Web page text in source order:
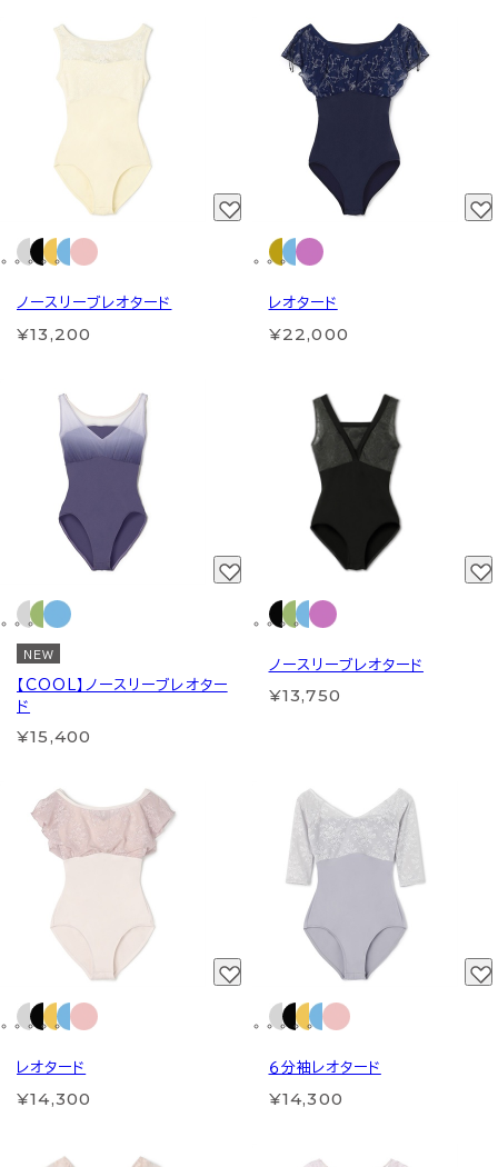
ノースリーブレオタード
¥13,200
レオタード
¥22,000
NEW
【COOL】ノースリーブレオター
ド
¥15,400
ノースリーブレオタード
¥13,750
レオタード
¥14,300
６分袖レオタード
¥14,300